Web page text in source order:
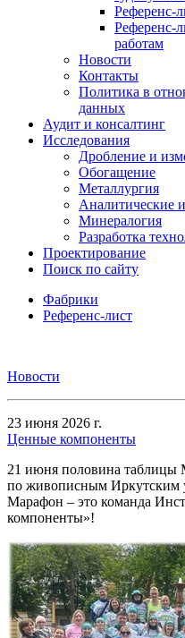
Референс-
Референс-
работам
Новости
Контакты
Политика в
данных
Аудит и консалтинг
Исследования
Дробление и
Обогащение
Металлургия
Аналитические
Минералогия
Разработка
Проектирование
Поиск по сайту
Фабрики
Референс-лист
Новости
23 июня 2026 г.
Ценные компоненты
21 июня половина таблицы
по живописным Иркутским
Марафон – это команда
компоненты»!